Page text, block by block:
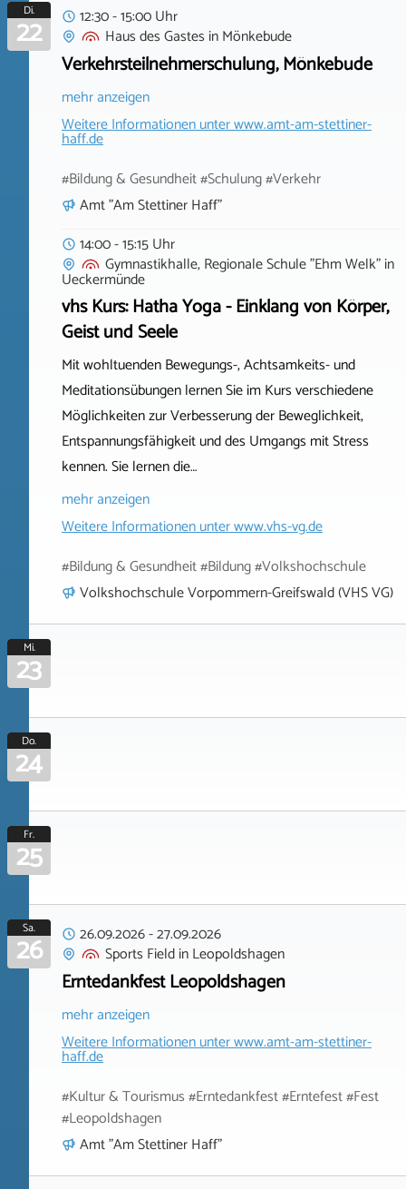
Di.
22
12:30 - 15:00 Uhr
Haus des Gastes inMönkebude
Verkehrsteilnehmerschulung, Mönkebude
mehr anzeigen
Weitere Informationen unterwww.amt-am-stettiner-
haff.de
#Bildung & Gesundheit #Schulung #Verkehr
Amt "Am Stettiner Haff"
14:00 - 15:15 Uhr
Gymnastikhalle, Regionale Schule "Ehm Welk"in
Ueckermünde
vhs Kurs: Hatha Yoga - Einklang von Körper,
Geist und Seele
Mit wohltuenden Bewegungs-, Achtsamkeits- und
Meditationsübungen lernen Sie im Kurs verschiedene
Möglichkeiten zur Verbesserung der Beweglichkeit,
Entspannungsfähigkeit und des Umgangs mit Stress
kennen. Sie lernen die…
mehr anzeigen
Weitere Informationen unterwww.vhs-vg.de
#Bildung & Gesundheit #Bildung #Volkshochschule
Volkshochschule Vorpommern-Greifswald (VHS VG)
Mi.
23
Do.
24
Fr.
25
Sa.
26 26.09.2026-27.09.2026
Sports FieldinLeopoldshagen
Erntedankfest Leopoldshagen
mehr anzeigen
Weitere Informationen unterwww.amt-am-stettiner-
haff.de
#Kultur & Tourismus #Erntedankfest #Erntefest #Fest
#Leopoldshagen
Amt "Am Stettiner Haff"